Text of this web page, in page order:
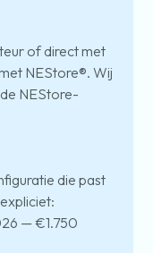
of direct met
NEStore®. Wij
NEStore-
die past
— €1.750